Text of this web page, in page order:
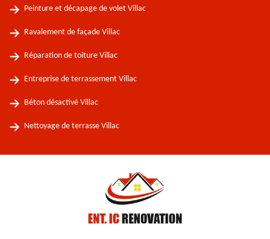
Peinture et décapage de volet Villac
Ravalement de façade Villac
Réparation de toiture Villac
Entreprise de terrassement Villac
Béton désactivé Villac
Nettoyage de terrasse Villac